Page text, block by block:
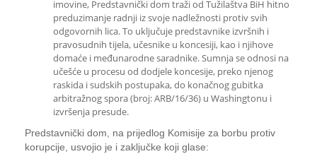
imovine, Predstavnički dom traži od Tužilaštva BiH hitno
preduzimanje radnji iz svoje nadležnosti protiv svih
odgovornih lica. To uključuje predstavnike izvršnih i
pravosudnih tijela, učesnike u koncesiji, kao i njihove
domaće i međunarodne saradnike. Sumnja se odnosi na
učešće u procesu od dodjele koncesije, preko njenog
raskida i sudskih postupaka, do konačnog gubitka
arbitražnog spora (broj: ARB/16/36) u Washingtonu i
izvršenja presude.
Predstavnički dom, na prijedlog Komisije za borbu protiv
korupcije, usvojio je i zaključke koji glase: